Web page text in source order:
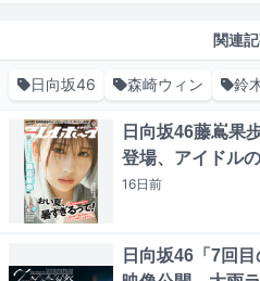
関連
日向坂46 森崎ウィン 鈴
日向坂46藤嶌果
登場、アイドル
16日前
日向坂46「7回